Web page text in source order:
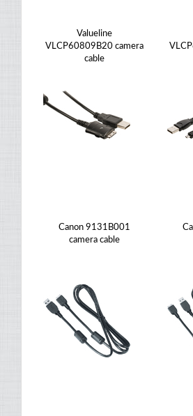
Valueline
VLCP60809B20 camera
cable
Canon 9131B001
camera cable